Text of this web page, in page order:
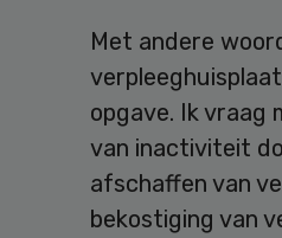
Met andere
opgave. Ik vraag
van inactiviteit
afschaffen van
bekostiging van